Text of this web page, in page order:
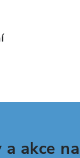
akce